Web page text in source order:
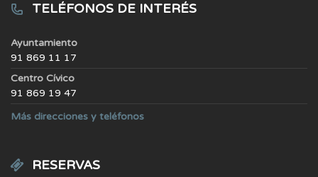
TELÉFONOS DE INTERÉS
Ayuntamiento
91 869 11 17
Centro Cívico
91 869 19 47
Más direcciones y teléfonos
RESERVAS